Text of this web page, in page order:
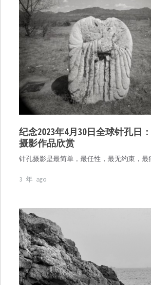
纪念2023年4月30日全球针孔日
摄影作品欣赏
针孔摄影是最简单，最任性，最无约束，最
3 年 ago